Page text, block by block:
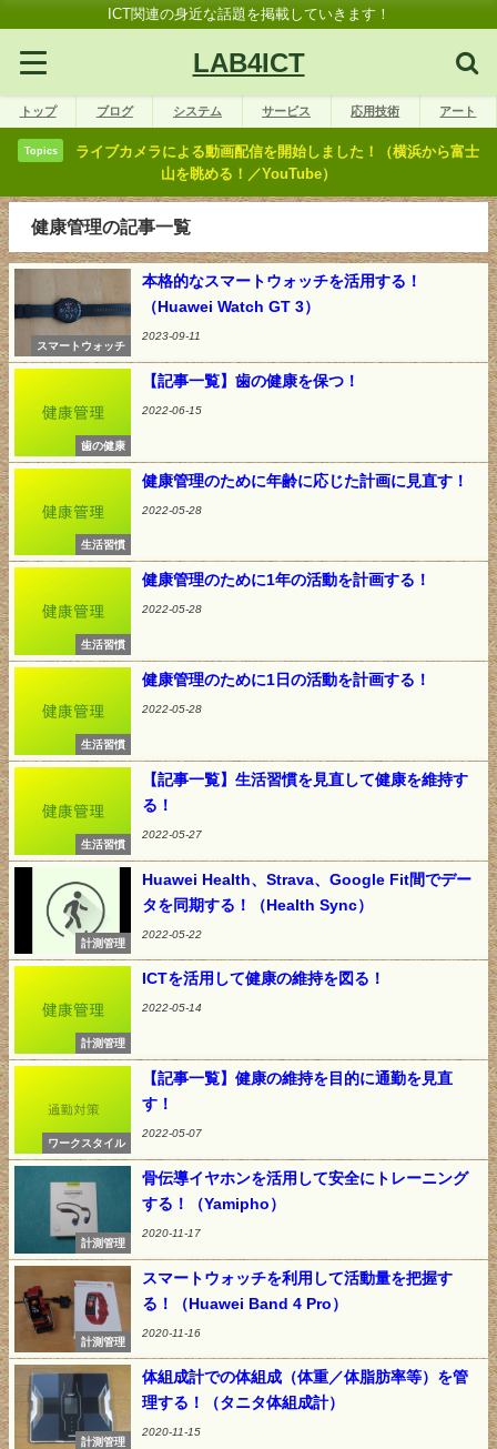
ICT関連の身近な話題を掲載していきます！
LAB4ICT
トップ ブログ システム サービス 応用技術 アート
Topics
ライブカメラによる動画配信を開始しました！（横浜から富士
山を眺める！／YouTube）
健康管理の記事一覧
スマートウォッチ
本格的なスマートウォッチを活用する！
（Huawei Watch GT 3）
2023-09-11
歯の健康
【記事一覧】歯の健康を保つ！
2022-06-15
生活習慣
健康管理のために年齢に応じた計画に見直す！
2022-05-28
生活習慣
健康管理のために1年の活動を計画する！
2022-05-28
生活習慣
健康管理のために1日の活動を計画する！
2022-05-28
生活習慣
【記事一覧】生活習慣を見直して健康を維持す
る！
2022-05-27
計測管理
Huawei Health、Strava、Google Fit間でデー
タを同期する！（Health Sync）
2022-05-22
計測管理
ICTを活用して健康の維持を図る！
2022-05-14
ワークスタイル
【記事一覧】健康の維持を目的に通勤を見直
す！
2022-05-07
計測管理
骨伝導イヤホンを活用して安全にトレーニング
する！（Yamipho）
2020-11-17
計測管理
スマートウォッチを利用して活動量を把握す
る！（Huawei Band 4 Pro）
2020-11-16
計測管理
体組成計での体組成（体重／体脂肪率等）を管
理する！（タニタ体組成計）
2020-11-15